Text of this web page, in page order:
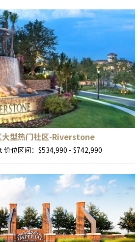
型热门社区-Riverstone
位区间：$534,990 - $742,990